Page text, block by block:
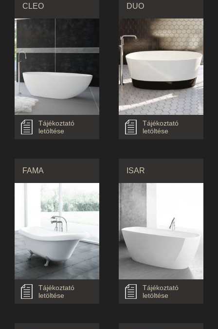
CLEO
Tájékoztató
letöltése
DUO
Tájékoztató
letöltése
FAMA
Tájékoztató
letöltése
ISAR
Tájékoztató
letöltése